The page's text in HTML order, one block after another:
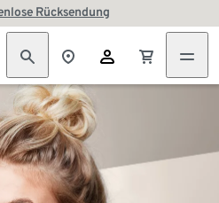
Rücksendung